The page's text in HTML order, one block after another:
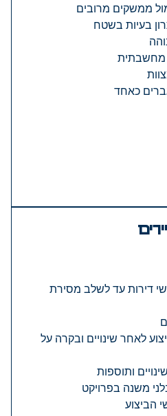
ממשקים מרובים
בעיות בשטח
מחשבתית
כאחד
דירות עד לשלב מסירת
לאחר שינויים ובקרה על
ותוספות
משנה בפרויקט
הביצוע